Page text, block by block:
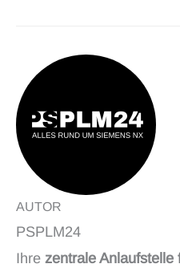
AUTOR
PSPLM24
Ihre zentrale Anlaufstelle